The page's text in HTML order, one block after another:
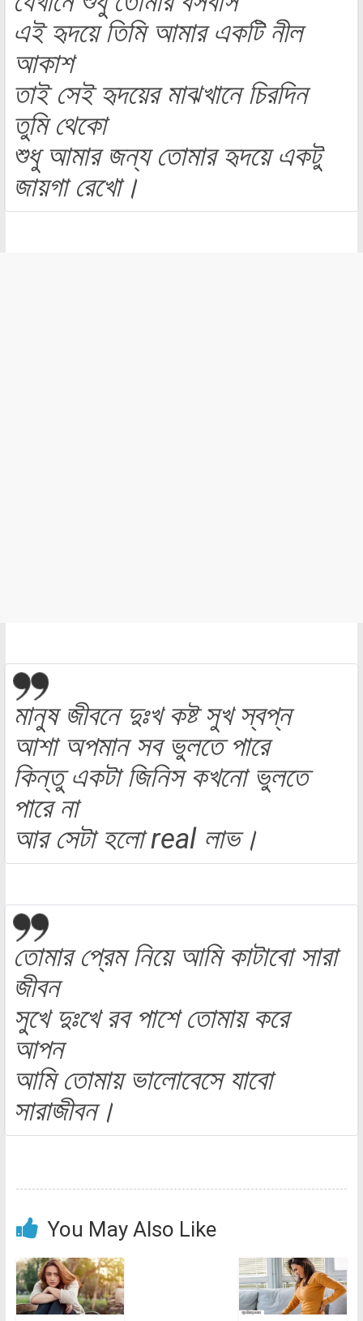
এই হৃদয়ে তিমি আমার একটি নীল
আকাশ
তাই সেই হৃদয়ের মাঝখানে চিরদিন
তুমি থেকো
শুধু আমার জন্য তোমার হৃদয়ে একটু
জায়গা রেখো।
মানুষ জীবনে দুঃখ কষ্ট সুখ স্বপ্ন
আশা অপমান সব ভুলতে পারে
কিন্তু একটা জিনিস কখনো ভুলতে
পারে না
আর সেটা হলো real লাভ।
তোমার প্রেম নিয়ে আমি কাটাবো সারা
জীবন
সুখে দুঃখে রব পাশে তোমায় করে
আপন
আমি তোমায় ভালোবেসে যাবো
সারাজীবন।
You May Also Like